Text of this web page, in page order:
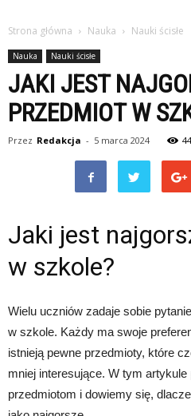
Strona główna Nauka Nauki ścisłe
Nauka Nauki ścisłe
JAKI JEST
PRZEDMIOT W
Przez Redakcja - 5 marca 2024
Jaki jest
w szkole?
Wielu uczniów zadaje sobie
w szkole. Każdy ma swoje
istnieją pewne przedmioty, które
mniej interesujące. W tym
przedmiotom i dowiemy się,